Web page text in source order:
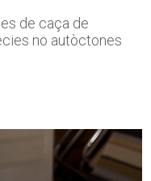
de caça de
no autòctones